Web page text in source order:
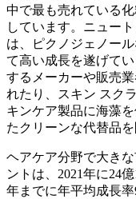
中で最も売れている
しています。ニュー
は、ピクノジェノー
て高い成長を遂げてい
するメーカーや販売
れたり、スキン スク
キンケア製品に海藻
たクリーンな代替品
ヘアケア分野で大き
ントは、2021年に24
年までに年平均成長